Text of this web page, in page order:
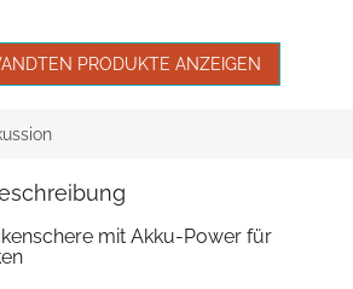
PRODUKTE ANZEIGEN
mit Akku-Power für